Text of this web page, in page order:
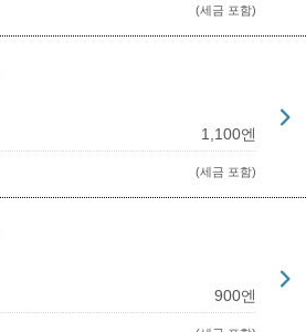
(세금 포함)
1,100엔
(세금 포함)
900엔